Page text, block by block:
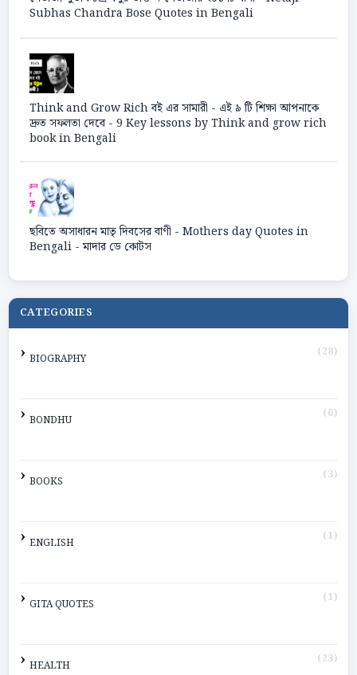
Subhas Chandra Bose Quotes in Bengali
Think and Grow Rich বই এর সামারী - এই ৯ টি শিক্ষা আপনাকে
দ্রুত সফলতা দেবে - 9 Key lessons by Think and grow rich
book in Bengali
ছবিতে অসাধারন মাতৃ দিবসের বাণী - Mothers day Quotes in
Bengali - মাদার ডে কোটস
CATEGORIES
BIOGRAPHY (28)
BONDHU (6)
BOOKS (3)
ENGLISH (1)
GITA QUOTES (1)
HEALTH (23)